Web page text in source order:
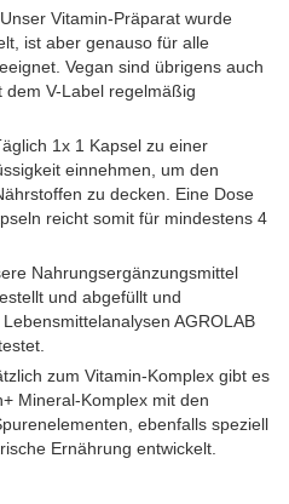
Vitamin-Präparat wurde
ist aber genauso für alle
Vegan sind übrigens auch
V-Label regelmäßig
1x 1 Kapsel zu einer
einnehmen, um den
zu decken. Eine Dose
reicht somit für mindestens 4
Nahrungsergänzungsmittel
und abgefüllt und
AGROLAB
zum Vitamin-Komplex gibt es
Mineral-Komplex mit den
ebenfalls speziell
Ernährung entwickelt.